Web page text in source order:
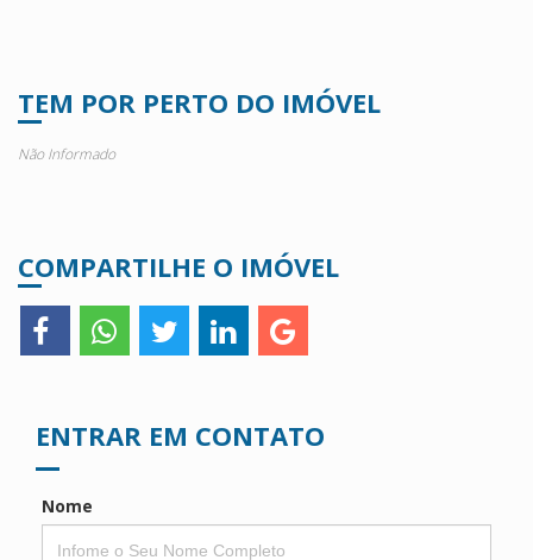
TEM POR PERTO DO IMÓVEL
Não Informado
COMPARTILHE O IMÓVEL
ENTRAR EM CONTATO
Nome